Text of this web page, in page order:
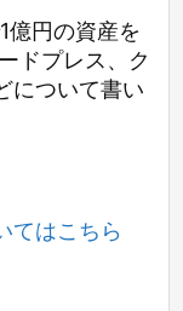
億円の資産を
ドプレス、ク
について書い
てはこちら